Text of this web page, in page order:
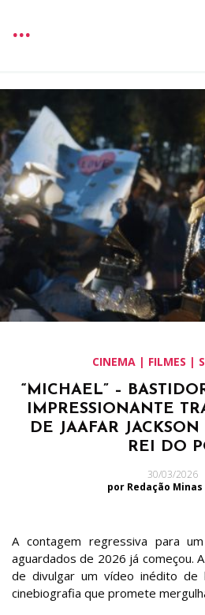
CINEMA | FILMES |
“MICHAEL” –
IMPRESSIONANTE
DE JAAFAR
REI DO
30/03/2026
por Redação Minas
A contagem regressiva para
aguardados de 2026 já começou.
de divulgar um vídeo inédito de
cinebiografia que promete